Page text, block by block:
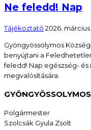
Ne feledd! Nap
Tájékoztató 2026. március
Gyöngyössolymos
benyújtani a
feledd! Nap egészség-
megvalósítására.
Polgármester
Szolcsák Gyula Zsolt